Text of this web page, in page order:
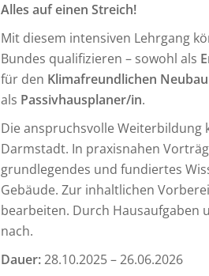
Alles auf einen Streich!
Mit diesem intensiven Lehrgang
Bundes qualifizieren – sowohl als
für den Klimafreundlichen
als Passivhausplaner/in.
Die anspruchsvolle
Darmstadt. In praxisnahen
grundlegendes und fundiertes
Gebäude. Zur inhaltlichen
bearbeiten. Durch Hausaufgaben
nach.
Dauer:28.10.2025 – 26.06.2026